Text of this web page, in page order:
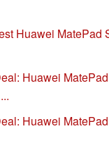
Huawei MatePad
Huawei
Huawei